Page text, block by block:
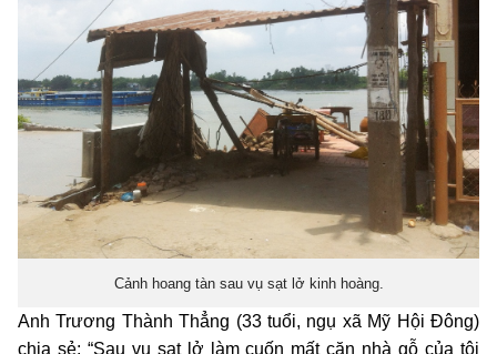
Cảnh hoang tàn sau vụ sạt lở kinh hoàng.
Anh Trương Thành Thẳng (33 tuổi, ngụ xã Mỹ Hội Đông)
chia sẻ: “Sau vụ sạt lở làm cuốn mất căn nhà gỗ của tôi